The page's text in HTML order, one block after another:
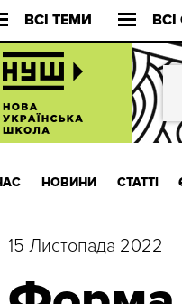
ВСІ ТЕМИ
НОВИНИ СТАТТІ
15 Листопада 2022